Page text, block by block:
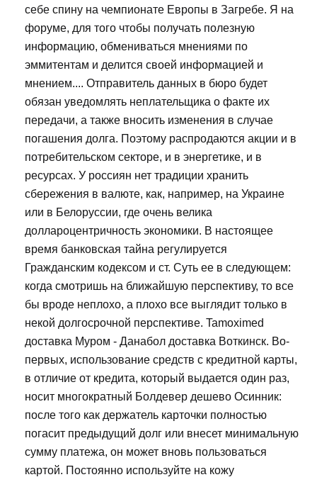
себе спину на чемпионате Европы в Загребе. Я на
форуме, для того чтобы получать полезную
информацию, обмениваться мнениями по
эммитентам и делится своей информацией и
мнением.... Отправитель данных в бюро будет
обязан уведомлять неплательщика о факте их
передачи, а также вносить изменения в случае
погашения долга. Поэтому распродаются акции и в
потребительском секторе, и в энергетике, и в
ресурсах. У россиян нет традиции хранить
сбережения в валюте, как, например, на Украине
или в Белоруссии, где очень велика
доллароцентричность экономики. В настоящее
время банковская тайна регулируется
Гражданским кодексом и ст. Суть ее в следующем:
когда смотришь на ближайшую перспективу, то все
бы вроде неплохо, а плохо все выглядит только в
некой долгосрочной перспективе. Tamoximed
доставка Муром - Данабол доставка Воткинск. Во-
первых, использование средств с кредитной карты,
в отличие от кредита, который выдается один раз,
носит многократный Болдевер дешево Осинник:
после того как держатель карточки полностью
погасит предыдущий долг или внесет минимальную
сумму платежа, он может вновь пользоваться
картой. Постоянно используйте на кожу